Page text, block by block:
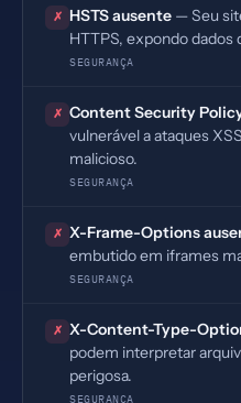
✗ HSTS ausente — Seu
HTTPS, expondo dados
SEGURANÇA
✗ Content Security
vulnerável a ataques
malicioso.
SEGURANÇA
✗ X-Frame-Options
embutido em iframes
SEGURANÇA
✗ X-Content-Type-
podem interpretar
perigosa.
SEGURANÇA